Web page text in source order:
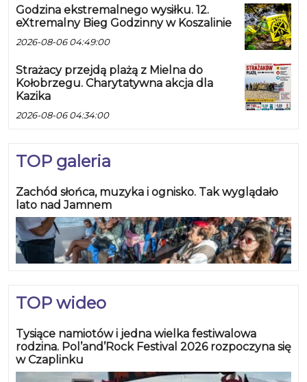
Godzina ekstremalnego wysiłku. 12.
eXtremalny Bieg Godzinny w Koszalinie
2026-08-06 04:49:00
Strażacy przejdą plażą z Mielna do
Kołobrzegu. Charytatywna akcja dla
Kazika
2026-08-06 04:34:00
TOP galeria
Zachód słońca, muzyka i ognisko. Tak wyglądało
lato nad Jamnem
TOP wideo
Tysiące namiotów i jedna wielka festiwalowa
rodzina. Pol’and’Rock Festival 2026 rozpoczyna się
w Czaplinku